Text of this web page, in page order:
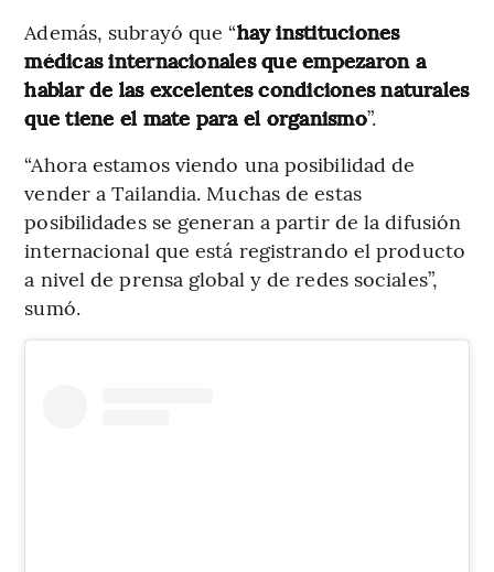
Además, subrayó que “hay instituciones
médicas internacionales que empezaron a
hablar de las excelentes condiciones naturales
que tiene el mate para el organismo”.
“Ahora estamos viendo una posibilidad de
vender a Tailandia. Muchas de estas
posibilidades se generan a partir de la difusión
internacional que está registrando el producto
a nivel de prensa global y de redes sociales”,
sumó.